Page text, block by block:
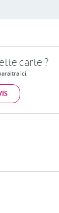
carte ?
ici.